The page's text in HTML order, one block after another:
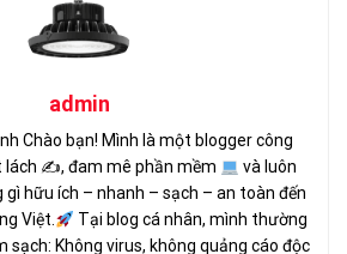
admin
Chào bạn! Mình là một blogger công
lách ✍, đam mê phần mềm
và luôn
gì hữu ích – nhanh – sạch – an toàn đến
Việt.
Tại blog cá nhân, mình thường
sạch: Không virus, không quảng cáo độc